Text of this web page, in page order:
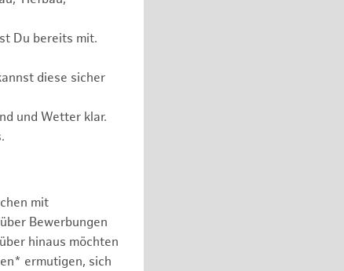
Du bereits mit.
diese sicher
und Wetter klar.
mit
Bewerbungen
hinaus möchten
ermutigen, sich